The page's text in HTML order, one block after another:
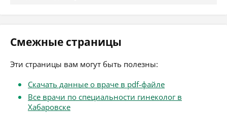
Смежные страницы
Эти страницы вам могут быть полезны:
Скачать данные о враче в pdf-файле
Все врачи по специальности гинеколог в
Хабаровске